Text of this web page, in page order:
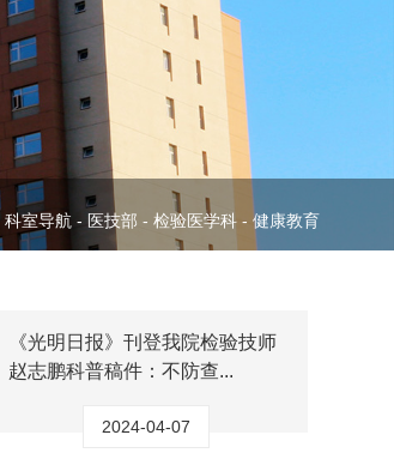
科室导航 - 医技部 - 检验医学科 - 健康教育
《光明日报》刊登我院检验技师
赵志鹏科普稿件：不防查...
2024-04-07